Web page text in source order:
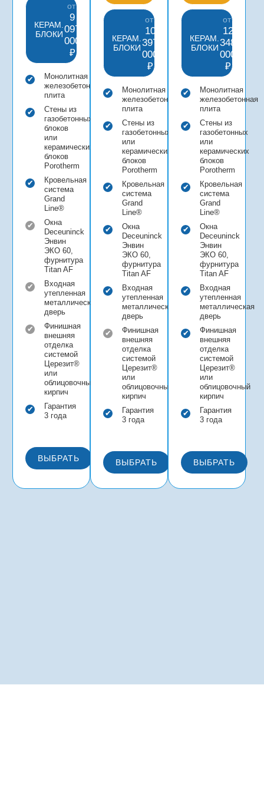
КЕРАМ.
БЛОКИ
от
9
097
000
₽
Монолитная
железобетонная
плита
Стены из
газобетонных
блоков
или
керамических
блоков
Porotherm
Кровельная
система
Grand
Line®
Окна
Deceuninck
Энвин
ЭКО 60,
фурнитура
Titan AF
Входная
утепленная
металлическая
дверь
Финишная
внешняя
отделка
системой
Церезит®
или
облицовочный
кирпич
Гарантия
3 года
ВЫБРАТЬ
КЕРАМ.
БЛОКИ
от
10
397
000
₽
Монолитная
железобетонная
плита
Стены из
газобетонных
или
керамических
блоков
Porotherm
Кровельная
система
Grand
Line®
Окна
Deceuninck
Энвин
ЭКО 60,
фурнитура
Titan AF
Входная
утепленная
металлическая
дверь
Финишная
внешняя
отделка
системой
Церезит®
или
облицовочный
кирпич
Гарантия
3 года
ВЫБРАТЬ
КЕРАМ.
БЛОКИ
от
12
348
000
₽
Монолитная
железобетонная
плита
Стены из
газобетонных
или
керамических
блоков
Porotherm
Кровельная
система
Grand
Line®
Окна
Deceuninck
Энвин
ЭКО 60,
фурнитура
Titan AF
Входная
утепленная
металлическая
дверь
Финишная
внешняя
отделка
системой
Церезит®
или
облицовочный
кирпич
Гарантия
3 года
ВЫБРАТЬ